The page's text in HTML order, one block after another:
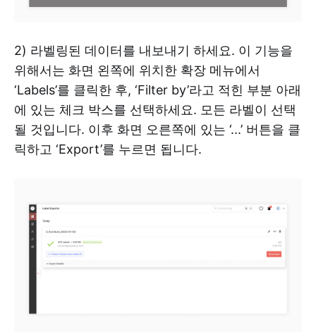
‍2) 라벨링된 데이터를 내보내기 하세요. 이 기능을
위해서는 화면 왼쪽에 위치한 확장 메뉴에서
‘Labels’를 클릭한 후, ‘Filter by’라고 적힌 부분 아래
에 있는 체크 박스를 선택하세요. 모든 라벨이 선택
될 것입니다. 이후 화면 오른쪽에 있는 ‘...’ 버튼을 클
릭하고 ‘Export’를 누르면 됩니다.